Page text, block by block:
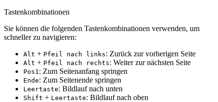
Tastenkombinationen
Sie können die folgenden Tastenkombinationen verwenden, um
schneller zu navigieren:
Alt + Pfeil nach links: Zurück zur vorherigen Seite
Alt + Pfeil nach rechts: Weiter zur nächsten Seite
Pos1: Zum Seitenanfang springen
Ende: Zum Seitenende springen
Leertaste: Bildlauf nach unten
Shift + Leertaste: Bildlauf nach oben